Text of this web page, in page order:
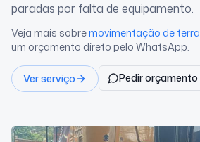
paradas por falta de equipamento.
Veja mais sobremovimentação de terra
um orçamento direto pelo WhatsApp.
Ver serviço Pedir orçamento